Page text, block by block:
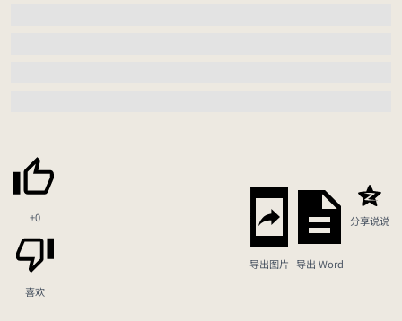
+0
喜欢
导出图片 导出 Word
分享说说